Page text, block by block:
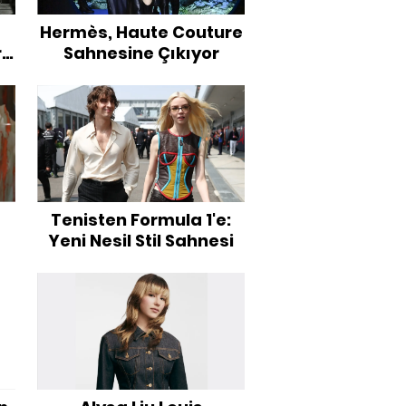
Hermès, Haute Couture
Sahnesine Çıkıyor
Tenisten Formula 1'e:
Yeni Nesil Stil Sahnesi